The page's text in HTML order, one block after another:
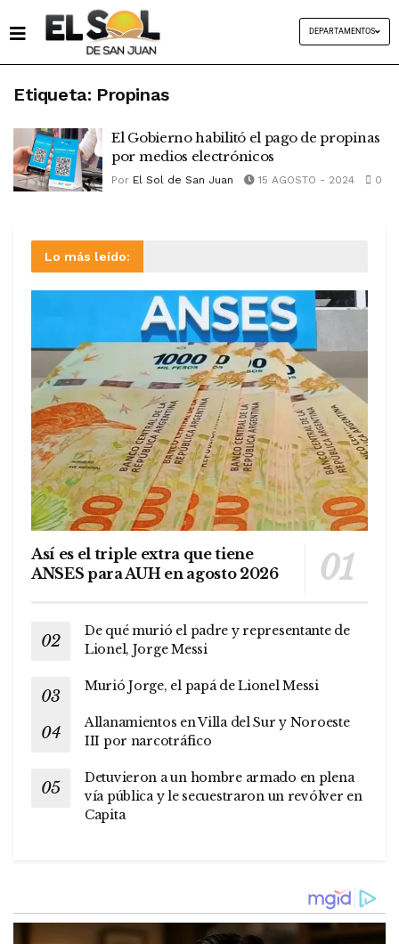
DEPARTAMENTOS
Etiqueta: Propinas
El Gobierno habilitó el pago de propinas
por medios electrónicos
Por El Sol de San Juan 15 AGOSTO - 2024 0
Lo más leído:
Así es el triple extra que tiene
ANSES para AUH en agosto 2026
De qué murió el padre y representante de
Lionel, Jorge Messi
Murió Jorge, el papá de Lionel Messi
Allanamientos en Villa del Sur y Noroeste
III por narcotráfico
Detuvieron a un hombre armado en plena
vía pública y le secuestraron un revólver en
Capita